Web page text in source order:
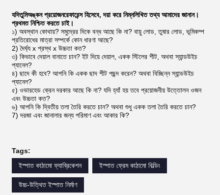
যদিতুমিঅঙ্কন প্রয়োজনরেফারেন্স হিসেবে, দয়া করে নিম্নলিখিত তথ্য আমাদের জানান।
প্রথমত নিশ্চিত করতে চাই।
১) অবস্থান কোথায়? সমুদ্রের দিকে বন্ধ আছে কি না? বায়ু লোড, তুষার লোড, ভূমিকম্প
প্রতিরোধের মাত্রা সম্পর্কে কোন ধারণা আছে?
2) দৈর্ঘ্য x প্রস্থ x উচ্চতা কত?
৩) কিভাবে দেয়াল বানাতে চান? ইট দিয়ে দেয়াল, একক স্টিলের শীট, অথবা স্যান্ডউইচ
প্যানেল?
৪) ছাদে কী হবে? আপনি কি একক ছাদ শীট পছন্দ করেন? অথবা বিচ্ছিন্ন স্যান্ডউইচ
প্যানেল?
৫) ওভারহেড ক্রেন দরকার আছে কি না? যদি হ্যাঁ হয় তবে প্রয়োজনীয় উত্তোলন ওজন
এবং উচ্চতা কত?
৬) আপনি কি দ্বিতীয় তলা তৈরি করতে চান? অথবা শুধু একক তলা তৈরি করতে চান?
7) দরজা এবং জানালার জন্য পরিমাণ এবং আকার কি?
Tags:
ইস্পাত কাঠামো ফ্যাব্রিকেশন
ইস্পাত ফ্রেম কাঠামো বিল্ডিং
উচ্চ-উত্থিত ইস্পাত নির্মাণ